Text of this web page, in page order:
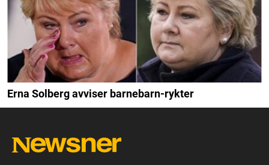
Erna Solberg avviser barnebarn-rykter